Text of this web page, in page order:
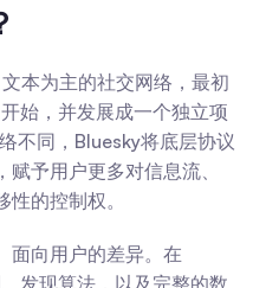
本为主的社交网络，最初
始，并发展成一个独立项
不同，Bluesky将底层协议
予用户更多对信息流、
的控制权。
面向用户的差异。在
发现算法，以及完整的数